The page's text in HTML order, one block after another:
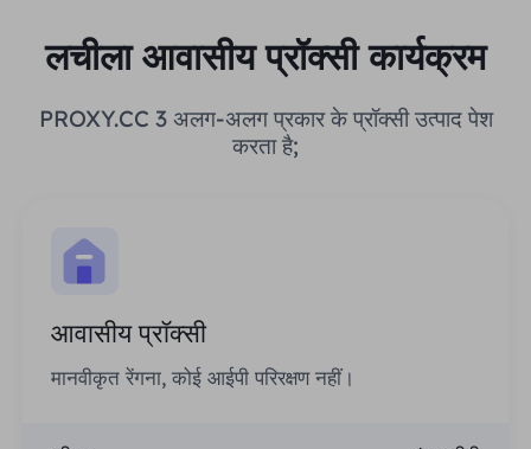
लचीला आवासीय प्रॉक्सी कार्यक्रम
PROXY.CC 3 अलग-अलग प्रकार के प्रॉक्सी उत्पाद पेश
करता है;
आवासीय प्रॉक्सी
मानवीकृत रेंगना, कोई आईपी परिरक्षण नहीं।